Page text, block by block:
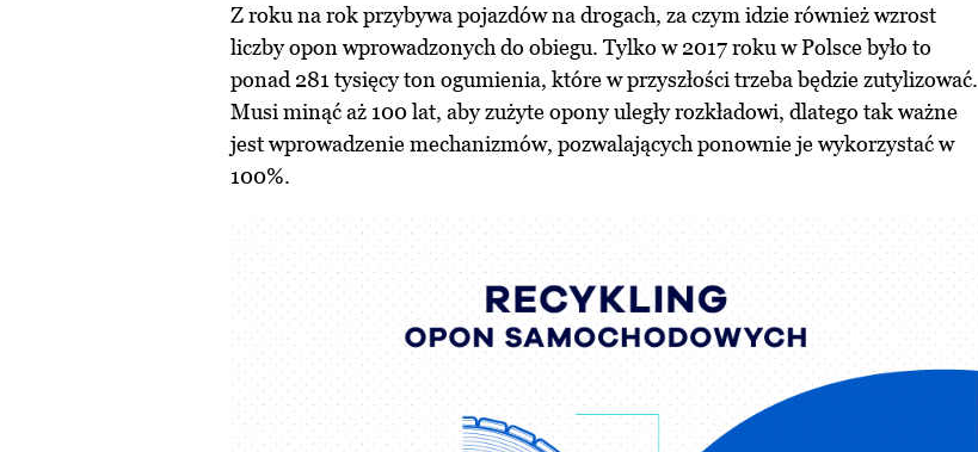
Z roku na rok przybywa pojazdów na drogach, za czym idzie również wzrost
liczby opon wprowadzonych do obiegu. Tylko w 2017 roku w Polsce było to
ponad 281 tysięcy ton ogumienia, które w przyszłości trzeba będzie zutylizować.
Musi minąć aż 100 lat, aby zużyte opony uległy rozkładowi, dlatego tak ważne
jest wprowadzenie mechanizmów, pozwalających ponownie je wykorzystać w
100%.